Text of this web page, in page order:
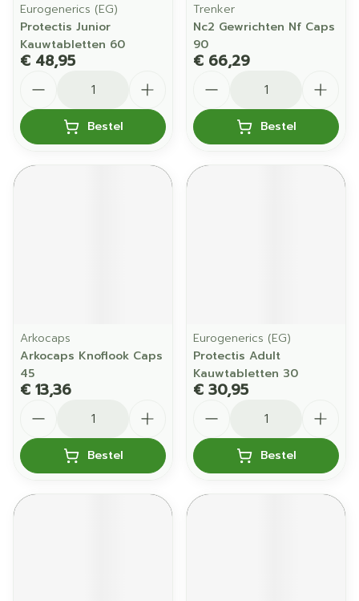
Eurogenerics (EG)
Protectis Junior
Kauwtabletten 60
€ 48,95
Bestel
Trenker
Nc2 Gewrichten Nf Caps
90
€ 66,29
Bestel
Arkocaps
Arkocaps Knoflook Caps
45
€ 13,36
Bestel
Eurogenerics (EG)
Protectis Adult
Kauwtabletten 30
€ 30,95
Bestel